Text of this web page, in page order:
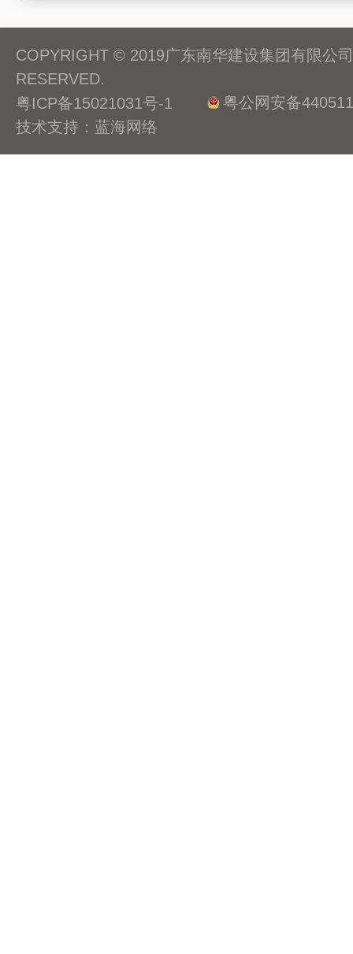
COPYRIGHT © 2019广东南华建设集团有限公
RESERVED.
粤ICP备15021031号-1
粤公网安备
技术支持：蓝海网络